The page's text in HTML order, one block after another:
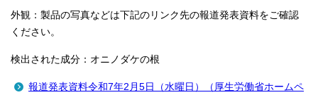
外観：製品の写真などは下記のリンク先の報道発表資料をご確認
ください。
検出された成分：オニノダケの根
報道発表資料令和7年2月5日（水曜日）（厚生労働省ホームペ